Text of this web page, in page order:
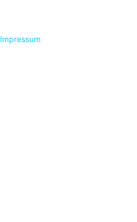
Impressum